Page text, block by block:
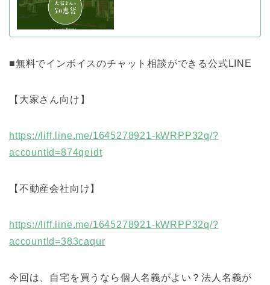
■無料でインボイスのチャット相談ができる公式LINE
【大家さん向け】
https://liff.line.me/1645278921-kWRPP32q/?
accountId=874qeidt
【不動産会社向け】
https://liff.line.me/1645278921-kWRPP32q/?
accountId=383caqur
今回は、自宅を買うなら個人名義がよい？法人名義が